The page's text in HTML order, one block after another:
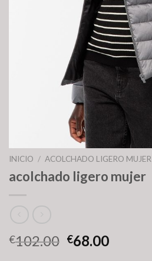
INICIO / ACOLCHADO LIGERO MUJER
acolchado ligero mujer
€102.00 €68.00